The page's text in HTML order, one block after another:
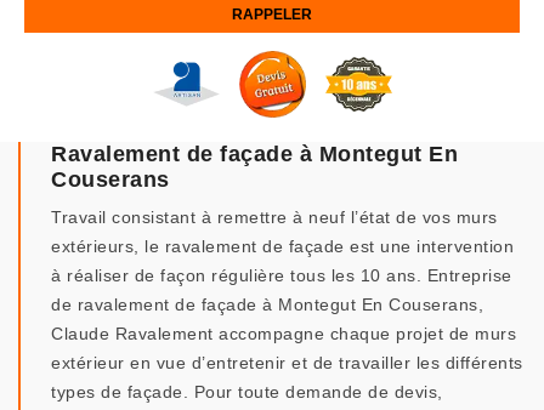
Ravalement de façade à Montegut En
Couserans
Travail consistant à remettre à neuf l’état de vos murs
extérieurs, le ravalement de façade est une intervention
à réaliser de façon régulière tous les 10 ans. Entreprise
de ravalement de façade à Montegut En Couserans,
Claude Ravalement accompagne chaque projet de murs
extérieur en vue d’entretenir et de travailler les différents
types de façade. Pour toute demande de devis,